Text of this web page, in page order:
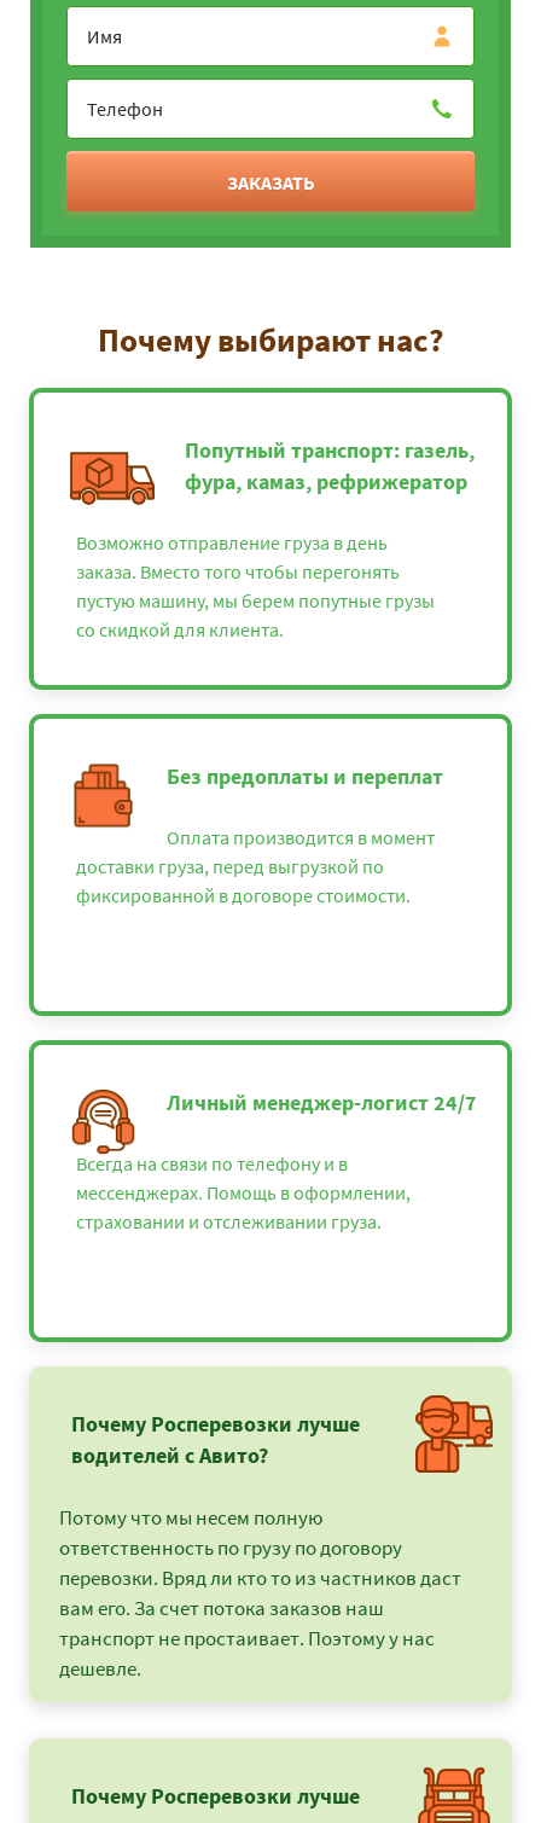
ЗАКАЗАТЬ
Почему выбирают нас?
Попутный транспорт: газель,
фура, камаз, рефрижератор
Возможно отправление груза в день
заказа. Вместо того чтобы перегонять
пустую машину, мы берем попутные грузы
со скидкой для клиента.
Без предоплаты и переплат
Оплата производится в момент
доставки груза, перед выгрузкой по
фиксированной в договоре стоимости.
Личный менеджер-логист 24/7
Всегда на связи по телефону и в
мессенджерах. Помощь в оформлении,
страховании и отслеживании груза.
Почему Росперевозки лучше
водителей с Авито?
Потому что мы несем полную
ответственность по грузу по договору
перевозки. Вряд ли кто то из частников даст
вам его. За счет потока заказов наш
транспорт не простаивает. Поэтому у нас
дешевле.
Почему Росперевозки лучше